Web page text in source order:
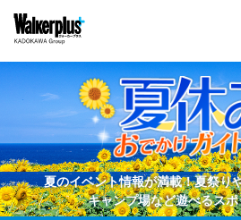
夏のイベント情報が満載！夏祭り
キャンプ場など遊べるス